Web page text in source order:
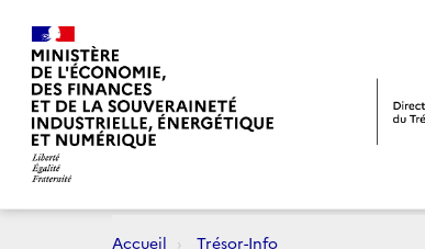
Accueil Trésor-Info